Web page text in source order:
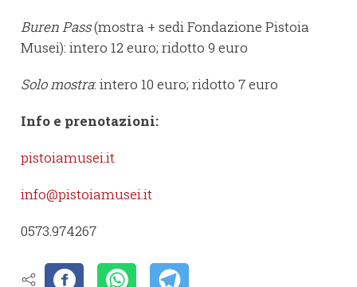
Buren Pass(mostra + sedi Fondazione Pistoia
Musei): intero 12 euro; ridotto 9 euro
Solo mostra: intero 10 euro; ridotto 7 euro
Info e prenotazioni:
pistoiamusei.it
info@pistoiamusei.it
0573.974267